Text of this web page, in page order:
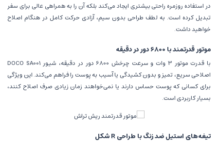
در استفاده روزمره راحتی بیشتری ایجاد می‌کند بلکه آن را به همراهی عالی برای سفر
تبدیل کرده است. به لطف طراحی بدون سیم، آزادی حرکت کامل در هنگام اصلاح
خواهید داشت.
موتور قدرتمند با 6800 دور در دقیقه
با قدرت موتور 3 وات و سرعت چرخش 6800 دور در دقیقه، شیور DOCO SA001
اصلاحی سریع، تمیز و بدون کشیدگی یا آسیب به پوست را فراهم می‌کند. این ویژگی
برای کسانی که پوست حساس دارند یا نمی‌خواهند زمان زیادی صرف اصلاح کنند،
بسیار کاربردی است.
تیغه‌های استیل ضد زنگ با طراحی R شکل